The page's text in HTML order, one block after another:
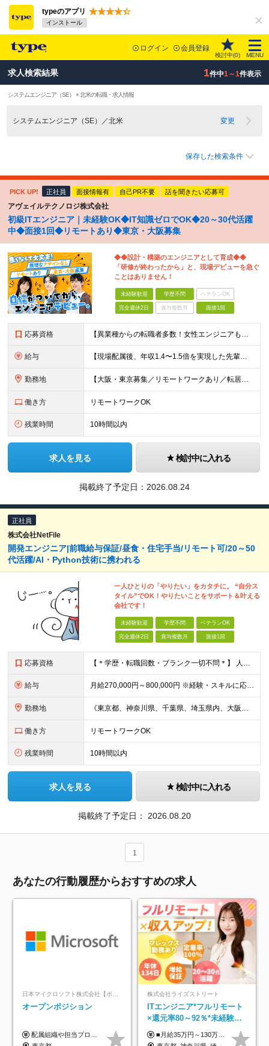
typeのアプリ
インストール
ログイン 会員登録
検討中(0) MENU
求人検索結果 1件中1～1件表示
システムエンジニア（SE） × 北米の転職・求人情報
システムエンジニア（SE）／北米 変更
保存した検索条件
PICK UP! 正社員 面接情報有 自己PR不要 話を聞きたい応募可
アヴェイルテクノロジ株式会社
初級ITエンジニア｜未経験OK◆IT知識ゼロでOK◆20～30代活躍
中◆面接1回◆リモートあり◆東京・大阪募集
◆◆設計・構築のエンジニアとして育成◆◆
「研修が終わったから」と、現場デビューを急ぐ
ことはありません！
未経験歓迎 学歴不問 ベテランOK
完全週休2日 賞与複数月 面接1回
応募資格 【異業種からの転職者多数！女性エンジニアも活躍中】 ◆学歴不問 ◆未経験OK ≪こんな方を歓迎しています≫ ◎未経験から成長できる環境で活躍したい方 ◎大学やスクールでIT系のスキルを学んだことのあ
給与 【現場配属後、年収1.4〜1.5倍を実現した先輩も！残業代全額支給】 ◆給与は経験やスキルに応じて決定します ◆年俸制250万円～350万円（1/12を月々支給） ≪年収UPの例≫ ◎飲食業からのキ
勤務地 【大阪・東京募集／リモートワークあり／転居を伴う転勤なし】 東京本社、大阪事務所、または東京23区内・関西（大阪・兵庫）の各クライアント先勤務 ◆入社後、約1年間はクライアント先ではなく 自社内（東
働き方 リモートワークOK
残業時間 10時間以内
求人を見る 検討中に入れる
掲載終了予定日： 2026.08.24
正社員
株式会社NetFile
開発エンジニア|前職給与保証/昼食・住宅手当/リモート可/20～50
代活躍/AI・Python技術に携われる
一人ひとりの「やりたい」をカタチに。 “自分ス
タイル”でOK！やりたいことをサポート＆叶える
会社です！
未経験歓迎 学歴不問 ベテランOK
完全週休2日 賞与複数月 面接1回
応募資格 【＊学歴・転職回数・ブランク一切不問＊】 人物重視の採用です！ 「IT業界に興味がある」「スキルを活かして新しい分野に挑戦したい」 ——そんな気持ちがあればOK。 【応募条件】 ◎IT業界に興味があ
給与 月給270,000円～800,000円 ※経験・スキルに応じて当社規定により決定いたします。 ※上記給与には固定残業代は20時間分（月3万6000円以上）を含む。上記を超える時間外労働分は追加で支給し
勤務地 《東京都、神奈川県、千葉県、埼玉県内、大阪市内、福岡市内、名古屋市内の拠点》 ☆U・Iターン歓迎いたします。 ☆転勤はありません。 ▼本社 神奈川県横浜市中区蓬莱町2-4-1 ORCHID PLAC
働き方 リモートワークOK
残業時間 10時間以内
求人を見る 検討中に入れる
掲載終了予定日： 2026.08.20
1
あなたの行動履歴からおすすめの求人
日本マイクロソフト株式会社【ポジションマッチ登録】
オープンポジション
配属組織や担当プロジェクトにより異なります。 ▼参考情報 ----------------------- 年俸650万～（1/12を月々支給） ※経験、能力を考慮の上、当社規定により優遇いたします。 ※時間外、休日出勤、深夜手当に対する賃金も基本年俸に含みます。
株式会社ライズストリート
ITエンジニア*フルリモート
×還元率80～92％*未経験歓
迎*年休134日*月給35万～*
定着率100%
■月給35万円～130万円＋賞与年2回＋各種手当 ※システムエンジニアの経験をお持ちの方は月給41万円以上＋賞与年2回（108万円～）＋手当 ■単価（年収）アップのチャンスは最大年12回 ※残業代は1分単位で100％全額支給。サービス残業などは一切ありません ※試用期間6ヵ月（試用期間中の待遇・給与に差はありません）